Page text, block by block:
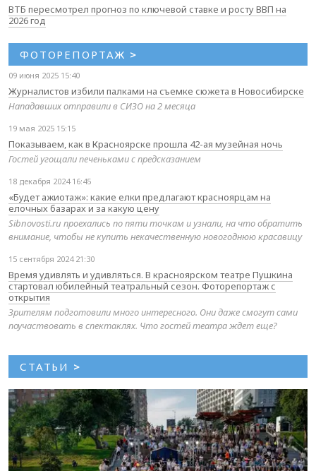
ВТБ пересмотрел прогноз по ключевой ставке и росту ВВП на
2026 год
ФОТОРЕПОРТАЖ >
09 июня 2025 15:40
Журналистов избили палками на съемке сюжета в Новосибирске
Нападавших отправили в СИЗО на 2 месяца
19 мая 2025 15:15
Показываем, как в Красноярске прошла 42-ая музейная ночь
Гостей угощали печеньками с предсказанием
18 декабря 2024 16:45
«Будет ажиотаж»: какие елки предлагают красноярцам на
елочных базарах и за какую цену
Sibnovosti.ru проехались по пяти точкам и узнали, на что обратить
внимание, чтобы не купить некачественную новогоднюю красавицу
15 сентября 2024 21:30
Время удивлять и удивляться. В красноярском театре Пушкина
стартовал юбилейный театральный сезон. Фоторепортаж с
открытия
Зрителям подготовили много интересного. Они даже смогут сами
поучаствовать в спектаклях. Что гостей театра ждет еще?
СТАТЬИ >